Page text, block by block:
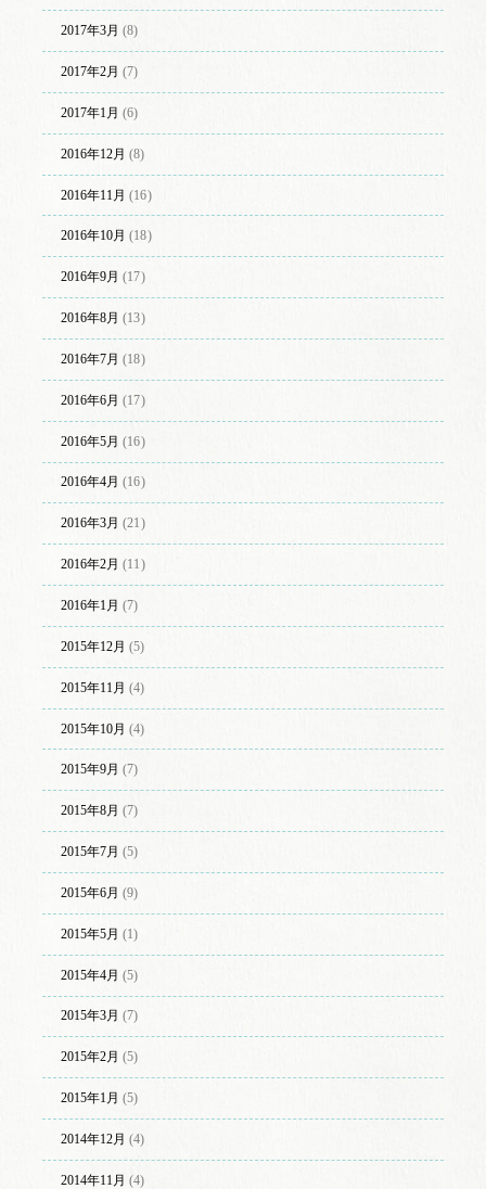
2017年3月 (8)
2017年2月 (7)
2017年1月 (6)
2016年12月 (8)
2016年11月 (16)
2016年10月 (18)
2016年9月 (17)
2016年8月 (13)
2016年7月 (18)
2016年6月 (17)
2016年5月 (16)
2016年4月 (16)
2016年3月 (21)
2016年2月 (11)
2016年1月 (7)
2015年12月 (5)
2015年11月 (4)
2015年10月 (4)
2015年9月 (7)
2015年8月 (7)
2015年7月 (5)
2015年6月 (9)
2015年5月 (1)
2015年4月 (5)
2015年3月 (7)
2015年2月 (5)
2015年1月 (5)
2014年12月 (4)
2014年11月 (4)